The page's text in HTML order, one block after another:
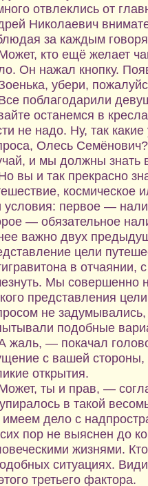
отвлеклись от
Николаевич
за каждым
кто ещё желает
Он нажал кнопку.
убери,
поблагодарили
останемся в
не надо. Ну, так
Олесь
и мы должны знать
вы и так прекрасно
космическое
условия: первое —
— обязательное
важно двух
цели
в
Мы совершенно
представления
не
подобные
жаль, — покачал
с вашей стороны,
открытия.
ты и прав, —
в такой
дело с
пор не выяснен до
жизнями.
ситуациях.
третьего фактора.